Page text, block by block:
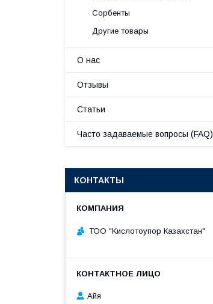
Сорбенты
Другие товары
О нас
Отзывы
Статьи
Часто задаваемые вопросы (FAQ)
КОНТАКТЫ
ТОО "Kислoтoупoр Казахстaн"
Айя